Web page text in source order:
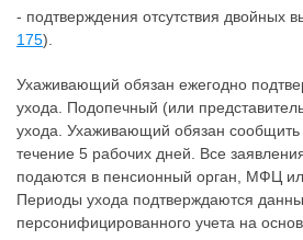
- подтверждения отсутствия двойных
175).
Ухаживающий обязан ежегодно
ухода. Подопечный (или
ухода. Ухаживающий обязан
течение 5 рабочих дней. Все
подаются в пенсионный орган, МФЦ
Периоды ухода подтверждаются
персонифицированного учета на